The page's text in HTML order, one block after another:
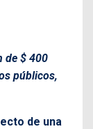
de $ 400
públicos,
de una